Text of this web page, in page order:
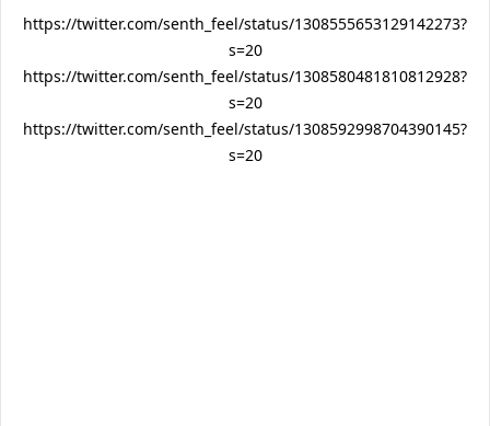
https://twitter.com/senth_feel/status/1308555653129142273?
s=20
https://twitter.com/senth_feel/status/1308580481810812928?
s=20
https://twitter.com/senth_feel/status/1308592998704390145?
s=20